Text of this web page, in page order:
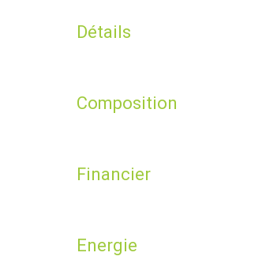
Détails
Composition
Financier
Energie